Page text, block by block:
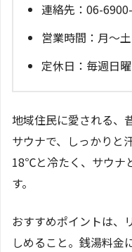
連絡先：06-
営業時間：月～
定休日：毎週日
地域住民に愛される、
サウナで、しっかりと
18℃と冷たく、サウナ
す。
おすすめポイントは、
しめること。銭湯料金